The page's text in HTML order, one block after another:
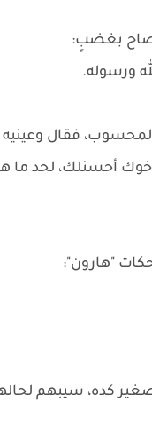
صاح بغضبٍ:
ورسوله.
المحسوب، فقال
أحسنلك، لحد ما
"هارون":
كده، سيبهم